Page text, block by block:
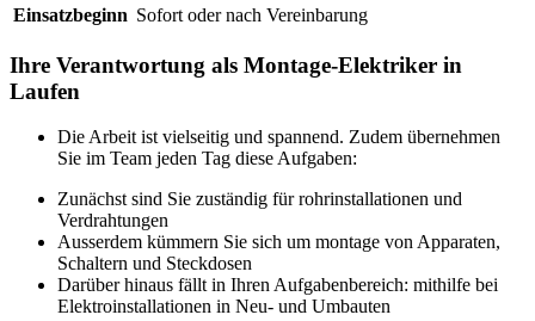
Einsatzbeginn Sofort oder nach Vereinbarung
Ihre Verantwortung als Montage-Elektriker in
Laufen
Die Arbeit ist vielseitig und spannend. Zudem übernehmen
Sie im Team jeden Tag diese Aufgaben:
Zunächst sind Sie zuständig für rohrinstallationen und
Verdrahtungen
Ausserdem kümmern Sie sich um montage von Apparaten,
Schaltern und Steckdosen
Darüber hinaus fällt in Ihren Aufgabenbereich: mithilfe bei
Elektroinstallationen in Neu- und Umbauten